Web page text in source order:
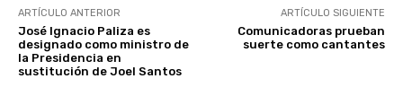
ARTÍCULO ANTERIOR
José Ignacio Paliza es
designado como ministro de
la Presidencia en
sustitución de Joel Santos
ARTÍCULO SIGUIENTE
Comunicadoras prueban
suerte como cantantes